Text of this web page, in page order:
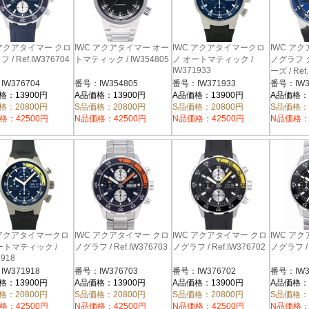
クアタイマー クロ
/ Ref.IW376704
：13900円
：20800円
：42500円
IWC アクアタイマー オー
トマティック / IW354805
番号：IW354805
A品価格：13900円
S品価格：20800円
N品価格：42500円
IWC アクアタイマークロ
ノ オートマティック /
IW371933
番号：IW371933
A品価格：13900円
S品価格：20800円
N品価格：42500円
IWC アク
ノグラフ
ーズ / Ref.
番号：
A品価格
S品価格
N品価格
クアタイマークロ
トマティック /
：13900円
：20800円
：42500円
IWC アクアタイマー クロ
ノグラフ / Ref.IW376703
番号：IW376703
A品価格：13900円
S品価格：20800円
N品価格：42500円
IWC アクアタイマー クロ
ノグラフ / Ref.IW376702
番号：IW376702
A品価格：13900円
S品価格：20800円
N品価格：42500円
IWC アク
ノグラフ
番号：
A品価格
S品価格
N品価格